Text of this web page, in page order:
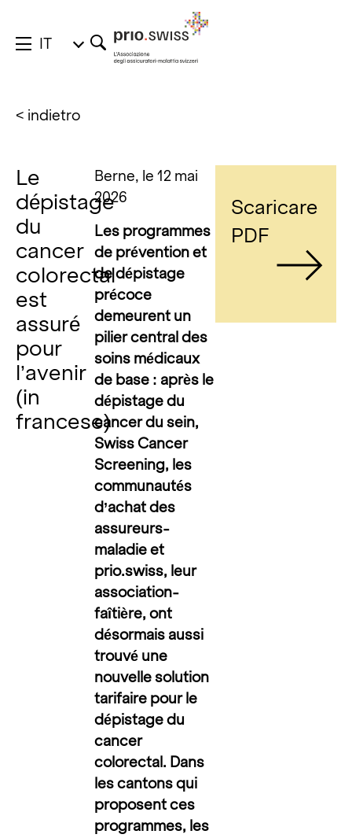
IT
< indietro
Le
dépistage
du
cancer
colorectal
est
assuré
pour
l’avenir
(in
francese)
Berne, le 12 mai
2026
Les programmes
de prévention et
de dépistage
précoce
demeurent un
pilier central des
soins médicaux
de base : après le
dépistage du
cancer du sein,
Swiss Cancer
Screening, les
communautés
d’achat des
assureurs-
maladie et
prio.swiss, leur
association-
faîtière, ont
désormais aussi
trouvé une
nouvelle solution
tarifaire pour le
dépistage du
cancer
colorectal. Dans
les cantons qui
proposent ces
programmes, les
Scaricare
PDF